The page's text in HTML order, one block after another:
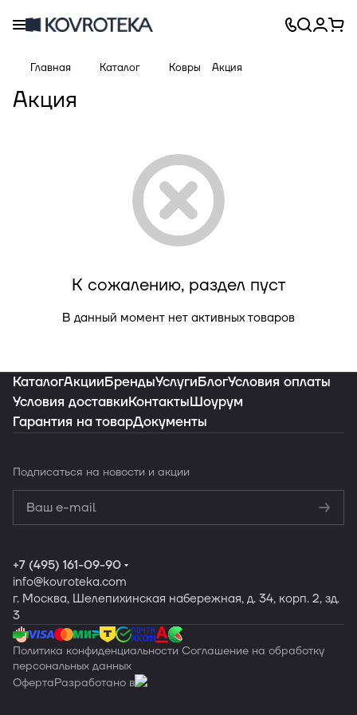
Главная Каталог Ковры Акция
Акция
К сожалению, раздел пуст
В данный момент нет активных товаров
КаталогАкцииБрендыУслугиБлогУсловия оплаты
Условия доставкиКонтактыШоурум
Гарантия на товарДокументы
Подписаться на новости и акции
конфиденциальности
Обработку
персональных данных
+7 (495) 161-09-90
info@kovroteka.com
г. Москва, Шелепихинская набережная, д. 34, корп. 2, зд.
3
Политика конфиденциальности Соглашение на обработку
персональных данных
ОфертаРазработано в